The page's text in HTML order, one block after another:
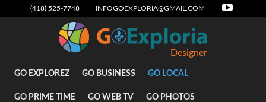
(418) 525-7748 INFOGOEXPLORIA@GMAIL.COM
Designer
GO EXPLOREZ GO BUSINESS GO LOCAL
GO PRIME TIME GO WEB TV GO PHOTOS